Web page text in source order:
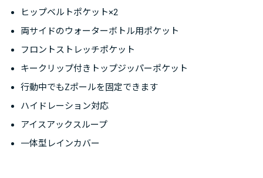
ヒップベルトポケット×2
両サイドのウォーターボトル用ポケット
フロントストレッチポケット
キークリップ付きトップジッパーポケット
行動中でもZポールを固定できます
ハイドレーション対応
アイスアックスループ
一体型レインカバー